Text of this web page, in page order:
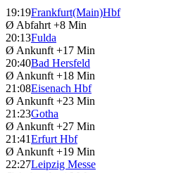
19:19Frankfurt(Main)Hbf
Ø Abfahrt +8 Min
20:13Fulda
Ø Ankunft +17 Min
20:40Bad Hersfeld
Ø Ankunft +18 Min
21:08Eisenach Hbf
Ø Ankunft +23 Min
21:23Gotha
Ø Ankunft +27 Min
21:41Erfurt Hbf
Ø Ankunft +19 Min
22:27Leipzig Messe